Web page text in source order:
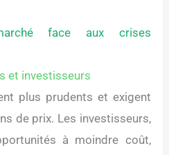
face aux crises
et investisseurs
plus prudents et exigent
de prix. Les investisseurs,
à moindre coût,